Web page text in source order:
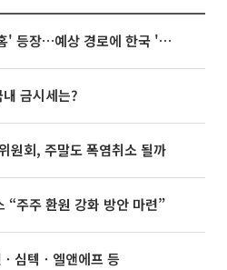
태풍 '돌핀' 이어 '찬홈' 등장…예상 경로에 한국 '한숨'
금시세는?
원회, 주말도 폭염취소 될까
“주주 환원 강화 방안 마련”
심텍ㆍ엘앤에프 등